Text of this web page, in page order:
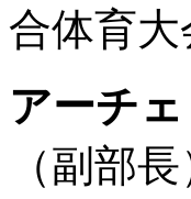
合体育
アーチ
（副部